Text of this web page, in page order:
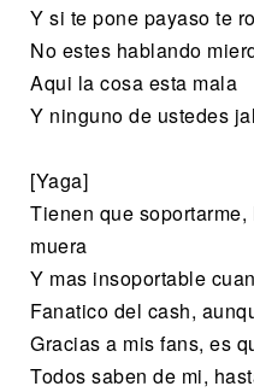
Y si te pone payaso te
No estes hablando
Aqui la cosa esta mala
Y ninguno de ustedes
[Yaga]
Tienen que
muera
Y mas insoportable
Fanatico del cash,
Gracias a mis fans, es
Todos saben de mi,